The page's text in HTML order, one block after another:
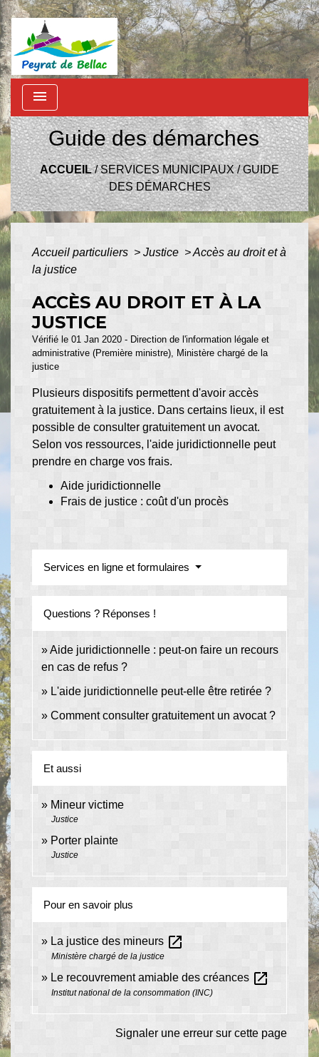
menu
Guide des démarches
ACCUEIL/SERVICES MUNICIPAUX/GUIDE
DES DÉMARCHES
Accueil particuliers > Justice >Accès au droit et à
la justice
ACCÈS AU DROIT ET À LA
JUSTICE
Vérifié le 01 Jan 2020 - Direction de l'information légale et
administrative (Première ministre), Ministère chargé de la
justice
Plusieurs dispositifs permettent d'avoir accès
gratuitement à la justice. Dans certains lieux, il est
possible de consulter gratuitement un avocat.
Selon vos ressources, l'aide juridictionnelle peut
prendre en charge vos frais.
Aide juridictionnelle
Frais de justice : coût d'un procès
Services en ligne et formulaires
Questions ? Réponses !
Aide juridictionnelle : peut-on faire un recours
en cas de refus ?
L'aide juridictionnelle peut-elle être retirée ?
Comment consulter gratuitement un avocat ?
Et aussi
Mineur victime
Justice
Porter plainte
Justice
Pour en savoir plus
La justice des mineurs open_in_new
Ministère chargé de la justice
Le recouvrement amiable des créances open_in_new
Institut national de la consommation (INC)
Signaler une erreur sur cette page